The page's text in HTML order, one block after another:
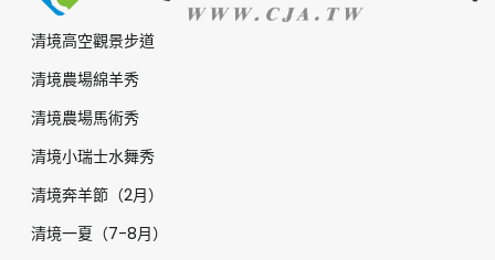
清境高空觀景步道
清境農場綿羊秀
清境農場馬術秀
清境小瑞士水舞秀
清境奔羊節（2月）
清境一夏（7-8月）